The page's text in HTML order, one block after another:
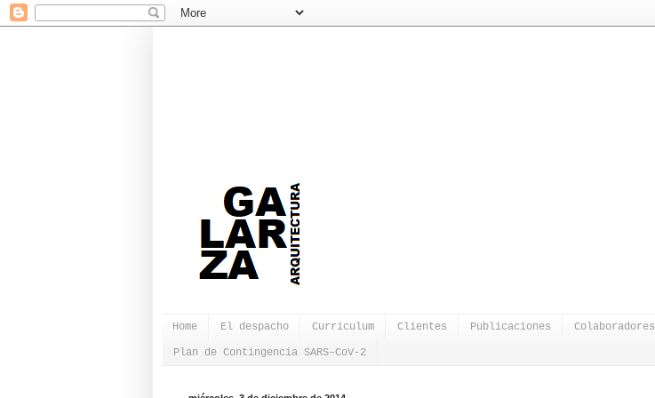
Home El despacho Curriculum Clientes Publicaciones Colaboradores
Plan de Contingencia SARS–CoV-2